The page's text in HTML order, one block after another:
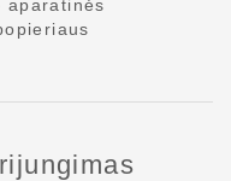
aparatinės